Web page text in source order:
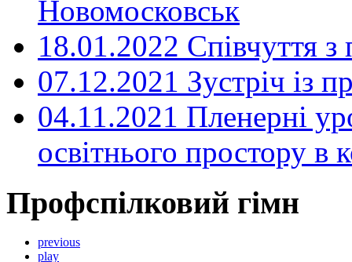
Новомосковськ
18.01.2022 Співчуття з
07.12.2021 Зустріч із
04.11.2021 Пленерні
освітнього простору
Профспілковий гімн
previous
play